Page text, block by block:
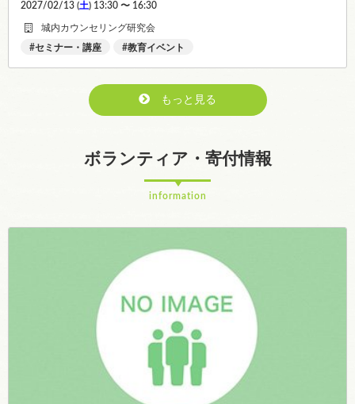
2027/02/13 (土) 13:30 〜 16:30
城内カウンセリング研究会
セミナー・講座 教育イベント
もっと見る
ボランティア・寄付情報
information